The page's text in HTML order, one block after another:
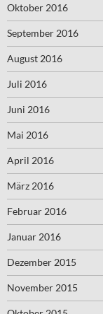
Oktober 2016
September 2016
August 2016
Juli 2016
Juni 2016
Mai 2016
April 2016
März 2016
Februar 2016
Januar 2016
Dezember 2015
November 2015